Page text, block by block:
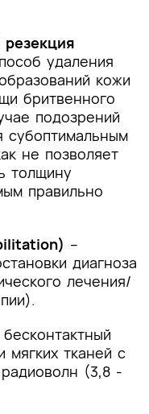
удаления
кожи
бритвенного
подозрений
субоптимальным
не позволяет
толщину
правильно
–
диагноза
лечения/
мягких тканей с
(3,8 -